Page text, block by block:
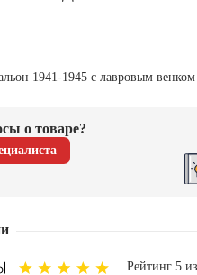
о товаре?
Рейтинг 5